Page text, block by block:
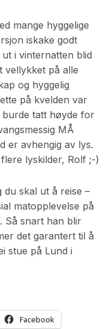
mange hyggelige
iskake godt
i vinternatten blid
vellykket på alle
og hyggelig
på kvelden var
burde tatt høyde for
MÅ
er avhengig av lys.
lyskilder, Rolf ;-)
du skal ut å reise –
matopplevelse på
Så snart han blir
det garantert til å
stue på Lund i
Facebook